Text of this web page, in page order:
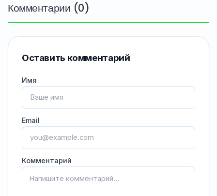
Комментарии (0)
Оставить комментарий
Имя
Email
Комментарий